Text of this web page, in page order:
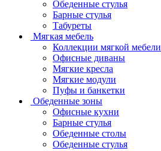
Обеденные стулья
Барные стулья
Табуреты
Мягкая мебель
Коллекции мягкой мебели
Офисные диваны
Мягкие кресла
Мягкие модули
Пуфы и банкетки
Обеденные зоны
Офисные кухни
Барные стулья
Обеденные столы
Обеденные стулья